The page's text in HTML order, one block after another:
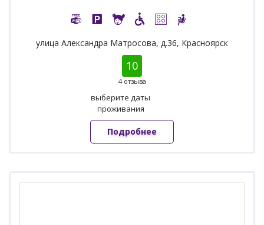
улица Александра Матросова, д.36, Красноярск
10
4 отзыва
выберите даты
проживания
Подробнее